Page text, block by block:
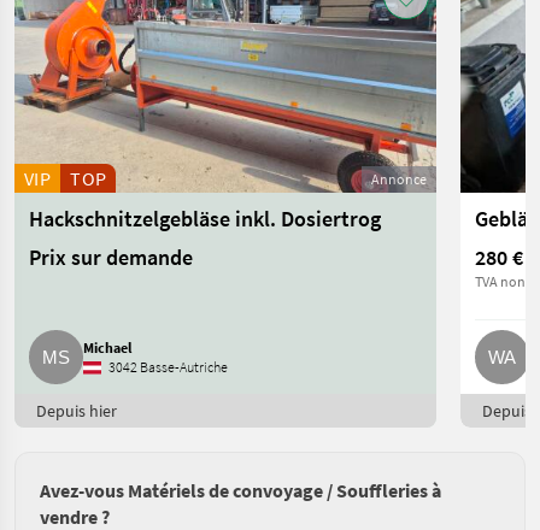
Annonce
VIP TOP
Hackschnitzelgebläse inkl. Dosiertrog
Prix sur demande
Michael
3042 Basse-Autriche
Depuis hier
280 €
TVA non
Depuis
Avez-vous Matériels de convoyage / Souffleries à
vendre ?